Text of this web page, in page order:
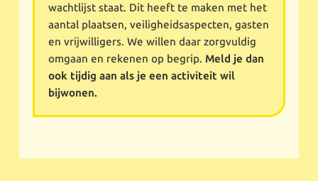
wachtlijst staat. Dit heeft te maken met het
aantal plaatsen, veiligheidsaspecten, gasten
en vrijwilligers. We willen daar zorgvuldig
omgaan en rekenen op begrip. Meld je dan
ook tijdig aan als je een activiteit wil
bijwonen.